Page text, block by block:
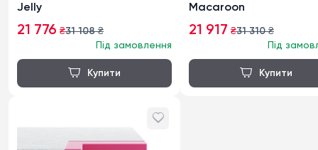
Jelly
21 776 ₴31 108₴
Під замовлення
Macaroon
21 917 ₴31 310₴
Під